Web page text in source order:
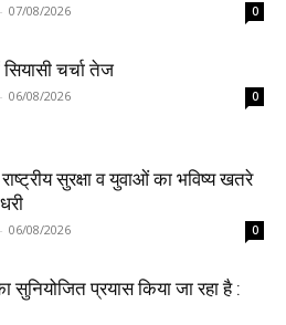
- 07/08/2026 0
चर्चा तेज
- 06/08/2026 0
राष्ट्रीय सुरक्षा व युवाओं का भविष्य खतरे
- 06/08/2026 0
सुनियोजित प्रयास किया जा रहा है :